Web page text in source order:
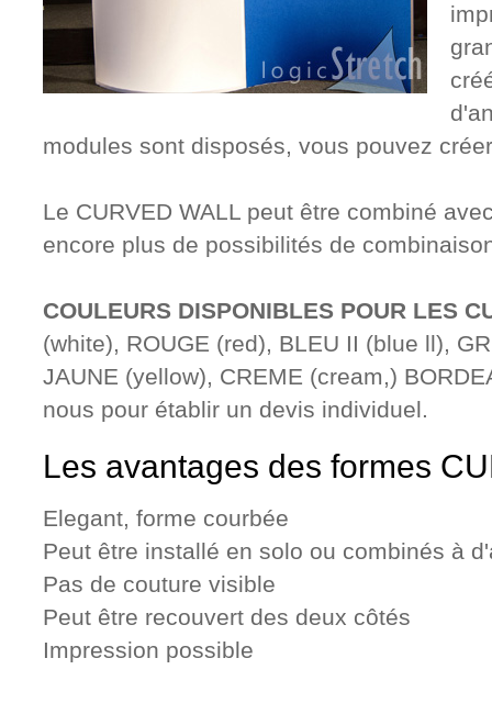
modules sont disposés, vous pouvez
Le CURVED WALL peut être combiné
encore plus de possibilités de
COULEURS DISPONIBLES POUR LES
(white), ROUGE (red), BLEU II (blue ll),
JAUNE (yellow), CREME (cream,)
nous pour établir un devis individuel.
Les avantages des formes
Elegant, forme courbée
Peut être installé en solo ou combinés à
Pas de couture visible
Peut être recouvert des deux côtés
Impression possible